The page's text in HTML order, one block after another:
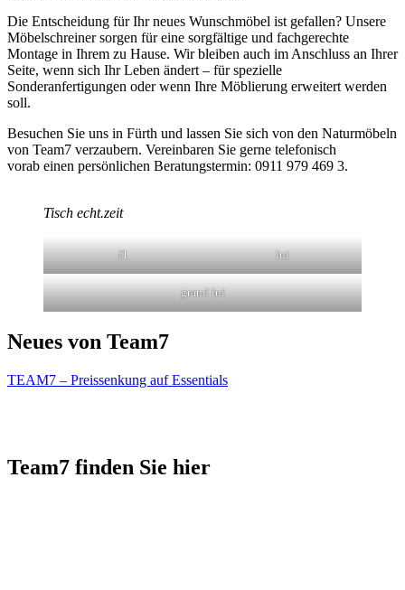
Die Entscheidung für Ihr neues Wunschmöbel ist gefallen? Unsere
Möbelschreiner sorgen für eine sorgfältige und fachgerechte
Montage in Ihrem zu Hause. Wir bleiben auch im Anschluss an Ihrer
Seite, wenn sich Ihr Leben ändert – für spezielle
Sonderanfertigungen oder wenn Ihre Möblierung erweitert werden
soll.
Besuchen Sie uns in Fürth und lassen Sie sich von den Naturmöbeln
von Team7 verzaubern. Vereinbaren Sie gerne telefonisch
vorab einen persönlichen Beratungstermin: 0911 979 469 3.
Tisch echt.zeit
f1 lui
grand lui
Neues von Team7
TEAM7 – Preissenkung auf Essentials
Team7 finden Sie hier